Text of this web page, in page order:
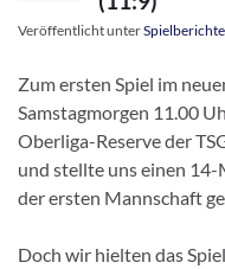
Veröffentlicht unterSpielberichte
Zum ersten Spiel im
Samstagmorgen 11.00
Oberliga-Reserve der
und stellte uns einen
der ersten Mannschaft
Doch wir hielten das